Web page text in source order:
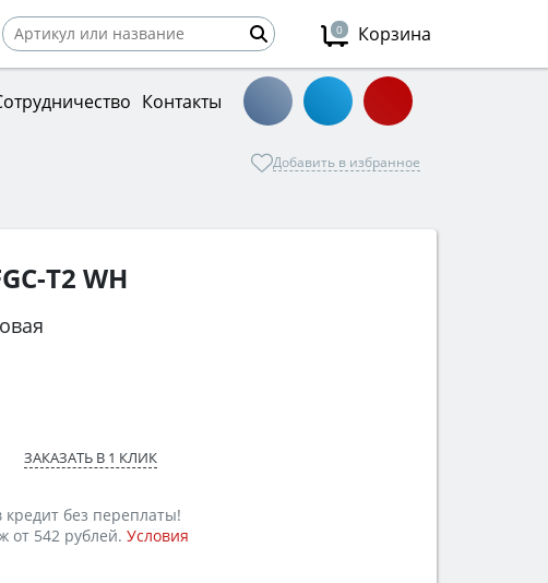
0 Корзина
Контакты
Добавить в избранное
T2 WH
ЗАКАЗАТЬ В 1 КЛИК
без переплаты!
от 542 рублей. Условия